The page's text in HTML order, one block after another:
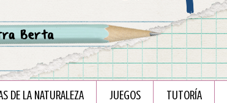
DE LA NATURALEZA JUEGOS TUTORÍA